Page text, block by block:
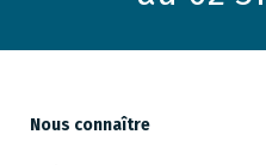
Nous connaître